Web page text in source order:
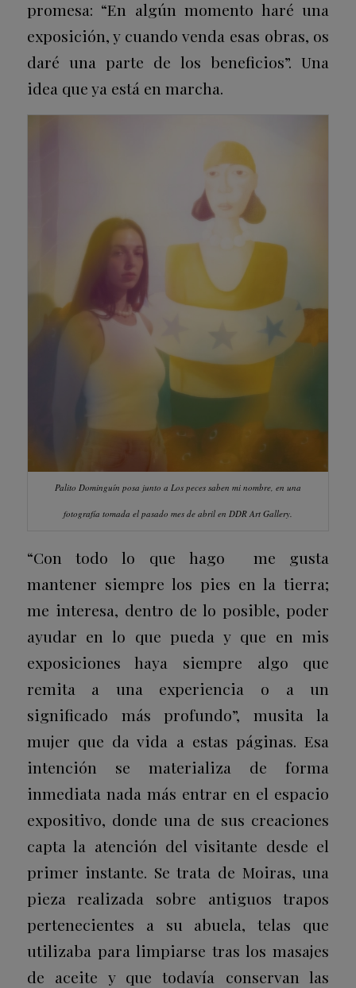
promesa: “En algún momento haré una
exposición, y cuando venda esas obras, os
daré una parte de los beneficios”. Una
idea que ya está en marcha.
Palito Dominguín posa junto a Los peces saben mi nombre, en una
fotografía tomada el pasado mes de abril en DDR Art Gallery.
“Con todo lo que hago me gusta
mantener siempre los pies en la tierra;
me interesa, dentro de lo posible, poder
ayudar en lo que pueda y que en mis
exposiciones haya siempre algo que
remita a una experiencia o a un
significado más profundo”, musita la
mujer que da vida a estas páginas. Esa
intención se materializa de forma
inmediata nada más entrar en el espacio
expositivo, donde una de sus creaciones
capta la atención del visitante desde el
primer instante. Se trata de Moiras, una
pieza realizada sobre antiguos trapos
pertenecientes a su abuela, telas que
utilizaba para limpiarse tras los masajes
de aceite y que todavía conservan las